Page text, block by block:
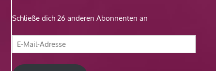
Schließe dich 26 anderen Abonnenten an
E-
Mail-
Adresse